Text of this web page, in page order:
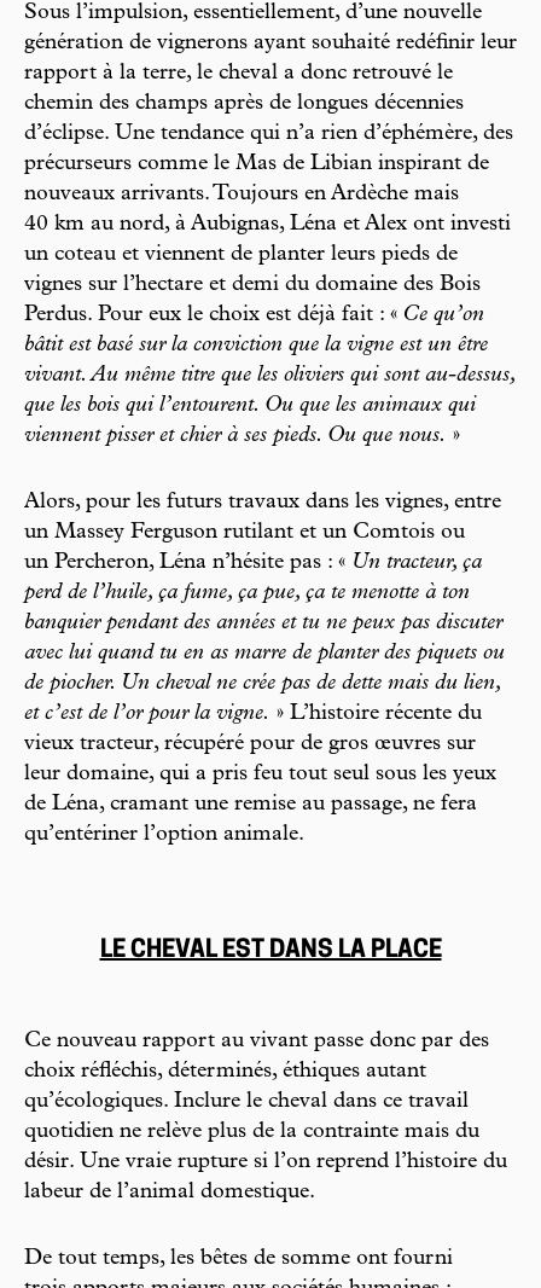
Sous l’impulsion, essentiellement, d’une nouvelle
génération de vignerons ayant souhaité redéfinir leur
rapport à la terre, le cheval a donc retrouvé le
chemin des champs après de longues décennies
d’éclipse. Une tendance qui n’a rien d’éphémère, des
précurseurs comme le Mas de Libian inspirant de
nouveaux arrivants. Toujours en Ardèche mais
40 km au nord, à Aubignas, Léna et Alex ont investi
un coteau et viennent de planter leurs pieds de
vignes sur l’hectare et demi du domaine des Bois
Perdus. Pour eux le choix est déjà fait : « Ce qu’on
bâtit est basé sur la conviction que la vigne est un être
vivant. Au même titre que les oliviers qui sont au-dessus,
que les bois qui l’entourent. Ou que les animaux qui
viennent pisser et chier à ses pieds. Ou que nous. »
Alors, pour les futurs travaux dans les vignes, entre
un Massey Ferguson rutilant et un Comtois ou
un Percheron, Léna n’hésite pas : « Un tracteur, ça
perd de l’huile, ça fume, ça pue, ça te menotte à ton
banquier pendant des années et tu ne peux pas discuter
avec lui quand tu en as marre de planter des piquets ou
de piocher. Un cheval ne crée pas de dette mais du lien,
et c’est de l’or pour la vigne. » L’histoire récente du
vieux tracteur, récupéré pour de gros œuvres sur
leur domaine, qui a pris feu tout seul sous les yeux
de Léna, cramant une remise au passage, ne fera
qu’entériner l’option animale.
LE CHEVAL EST DANS LA PLACE
Ce nouveau rapport au vivant passe donc par des
choix réfléchis, déterminés, éthiques autant
qu’écologiques. Inclure le cheval dans ce travail
quotidien ne relève plus de la contrainte mais du
désir. Une vraie rupture si l’on reprend l’histoire du
labeur de l’animal domestique.
De tout temps, les bêtes de somme ont fourni